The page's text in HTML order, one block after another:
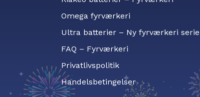
Omega fyrværkeri
Ultra batterier – Ny fyrværkeri serie
FAQ – Fyrværkeri
Privatlivspolitik
Handelsbetingelser